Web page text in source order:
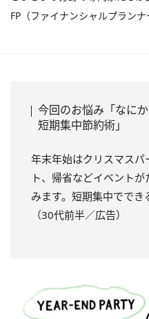
FP（ファイナンシャルプランナ
今回のお悩み「なに
短期集中節約術」
年末年始はクリスマス
ト、帰省などイベント
みます。短期集中ででき
（30代前半／広告）